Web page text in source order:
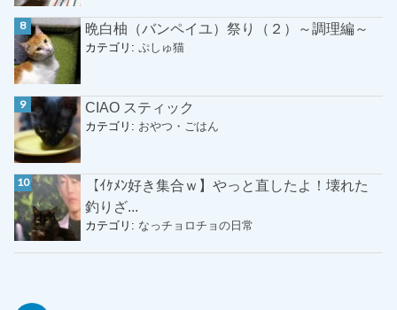
晩白柚（バンペイユ）祭り（２）～調理編～
カテゴリ:ぷしゅ猫
CIAO スティック
カテゴリ: おやつ・ごはん
【ｲｹﾒﾝ好き集合ｗ】やっと直したよ！壊れた
釣りざ...
カテゴリ: なっチョロチョの日常